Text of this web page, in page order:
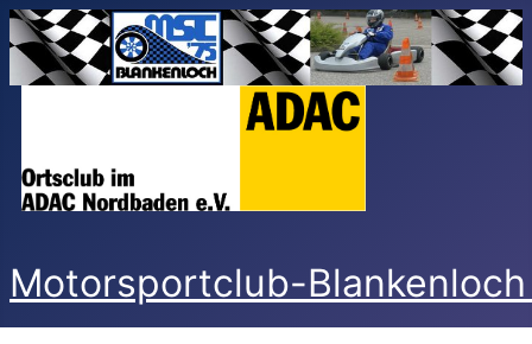
Motorsportclub-Blankenloch